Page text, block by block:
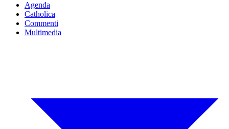
Agenda
Catholica
Commenti
Multimedia